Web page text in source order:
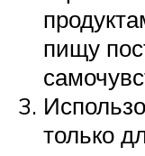
пищу
только